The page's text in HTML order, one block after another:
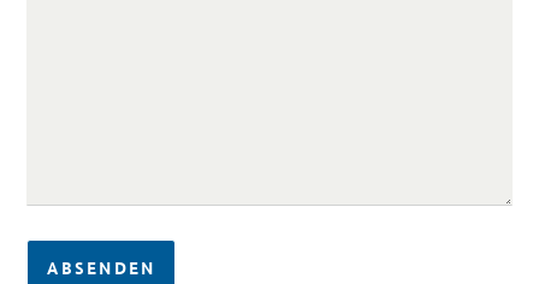
ABSENDEN